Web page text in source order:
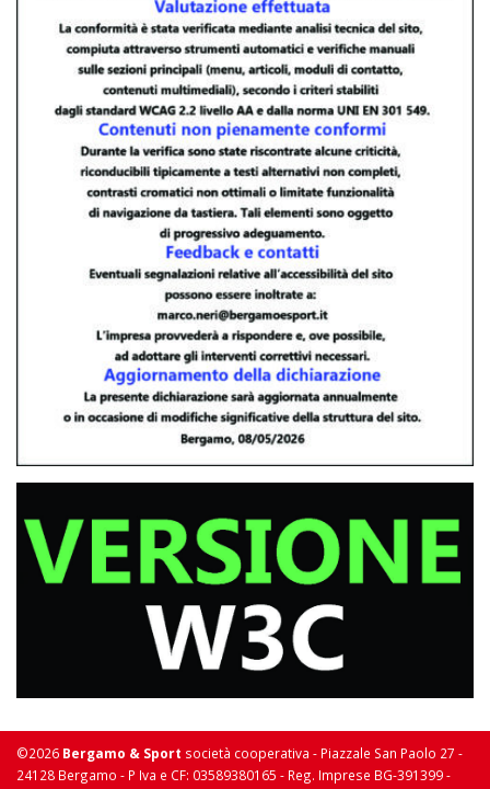
©2026 Bergamo & Sport società cooperativa - Piazzale San Paolo 27 -
24128 Bergamo - P Iva e CF: 03589380165 - Reg. Imprese BG-391399 -